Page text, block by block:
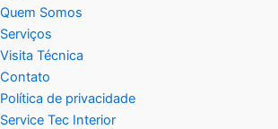
Quem Somos
Serviços
Visita Técnica
Contato
Política de privacidade
Service Tec Interior